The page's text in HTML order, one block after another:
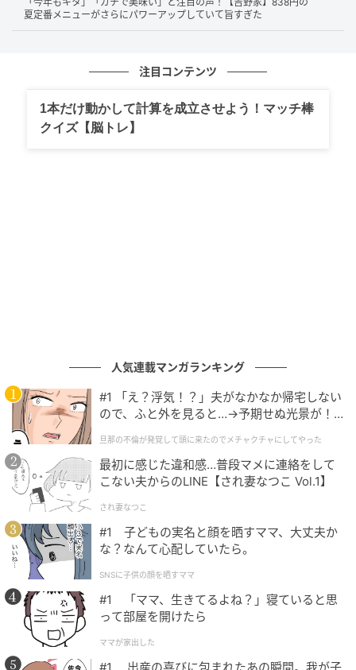
続いて、しまほっけの炭火焼き。炭火でじっくりと焼
夏定番メニューがさらにパワーアップしていて旨すぎた
注目コンテンツ
1本だけ動かして計算を成立させよう！マッチ棒
クイズ【脳トレ】
人気連載マンガランキング
#1 「え？浮気！？」夫がなかなか帰宅しない
ので、ふと外を見ると…→予期せぬ光景が！
クチャにしてやった
旦那の不倫が発覚して頭に来たのでメチャクチャにしてやった
最初に感じた違和感…普段マメに連絡をして
こない夫からのLINE【され妻なつこ Vol.1】
され妻なつこ
#1 子どもの実名と顔を晒すママ、大丈夫か
な？なんて心配していたら。
SNSに子供の顔を晒すママ
#1 「ママ、生きてるよね？」寝ていると思
って部屋を開けたら
ママが家出した